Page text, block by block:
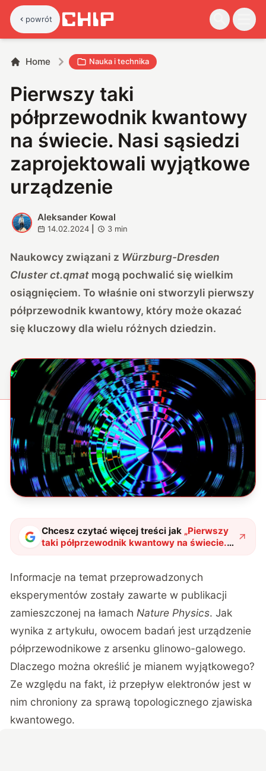
powrót
Home Nauka i technika
Pierwszy taki
półprzewodnik kwantowy
na świecie. Nasi sąsiedzi
zaprojektowali wyjątkowe
urządzenie
A
Aleksander Kowal
14.02.2024 3 min
Naukowcy związani z Würzburg-Dresden
Cluster ct.qmat mogą pochwalić się wielkim
osiągnięciem. To właśnie oni stworzyli pierwszy
półprzewodnik kwantowy, który może okazać
się kluczowy dla wielu różnych dziedzin.
Chcesz czytać więcej treści jak „Pierwszy
taki półprzewodnik kwantowy na świecie.
Nasi sąsiedzi zaprojektowali wyjątkowe
Informacje na temat przeprowadzonych
eksperymentów zostały zawarte w publikacji
zamieszczonej na łamach Nature Physics. Jak
wynika z artykułu, owocem badań jest urządzenie
półprzewodnikowe z arsenku glinowo-galowego.
Dlaczego można określić je mianem wyjątkowego?
Ze względu na fakt, iż przepływ elektronów jest w
nim chroniony za sprawą topologicznego zjawiska
kwantowego.